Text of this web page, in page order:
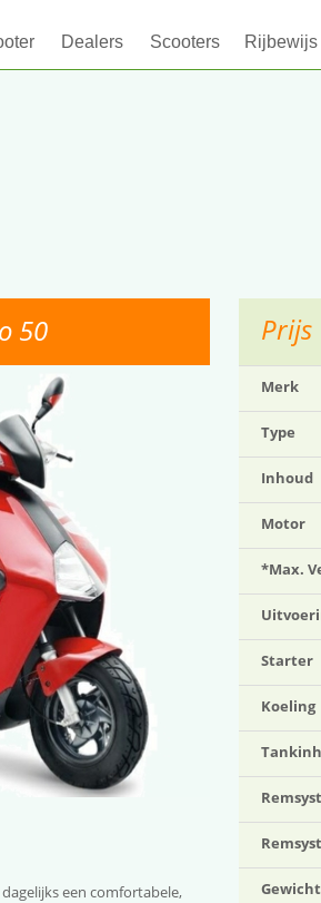
Prijs
Merk
Type
Inhoud
Motor
*Max.
Starter
Koeling
Gewicht
50
een comfortabele,
Dealers Scooters Rijbewijs